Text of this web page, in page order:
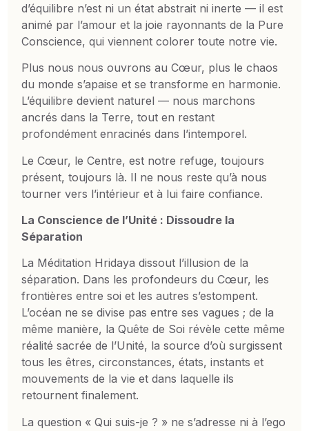
d’équilibre n’est ni un état abstrait ni inerte — il est
animé par l’amour et la joie rayonnants de la Pure
Conscience, qui viennent colorer toute notre vie.
Plus nous nous ouvrons au Cœur, plus le chaos
du monde s’apaise et se transforme en harmonie.
L’équilibre devient naturel — nous marchons
ancrés dans la Terre, tout en restant
profondément enracinés dans l’intemporel.
Le Cœur, le Centre, est notre refuge, toujours
présent, toujours là. Il ne nous reste qu’à nous
tourner vers l’intérieur et à lui faire confiance.
La Conscience de l’Unité : Dissoudre la
Séparation
La Méditation Hridaya dissout l’illusion de la
séparation. Dans les profondeurs du Cœur, les
frontières entre soi et les autres s’estompent.
L’océan ne se divise pas entre ses vagues ; de la
même manière, la Quête de Soi révèle cette même
réalité sacrée de l’Unité, la source d’où surgissent
tous les êtres, circonstances, états, instants et
mouvements de la vie et dans laquelle ils
retournent finalement.
La question « Qui suis-je ? » ne s’adresse ni à l’ego